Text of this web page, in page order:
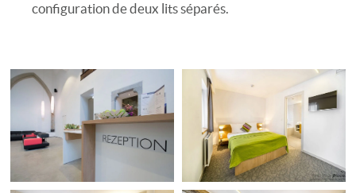
configuration de deux lits séparés.